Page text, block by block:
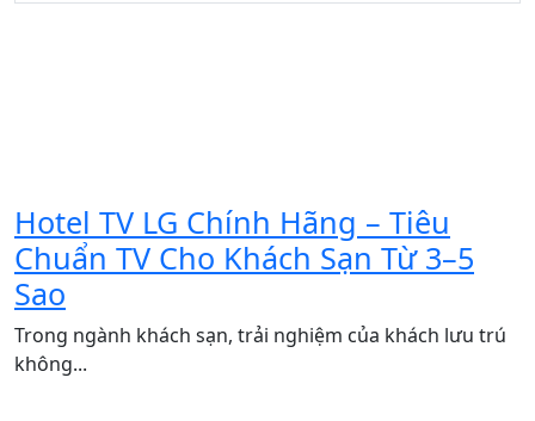
Hotel TV LG Chính Hãng – Tiêu
Chuẩn TV Cho Khách Sạn Từ 3–5
Sao
Trong ngành khách sạn, trải nghiệm của khách lưu trú
không...